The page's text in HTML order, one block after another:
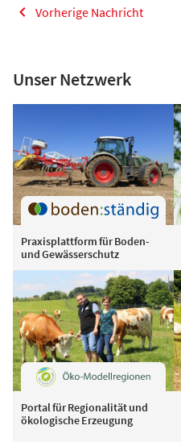
Vorherige Nachricht
Unser Netzwerk
Praxisplattform für Boden-
und Gewässerschutz
Portal für Regionalität und
ökologische Erzeugung